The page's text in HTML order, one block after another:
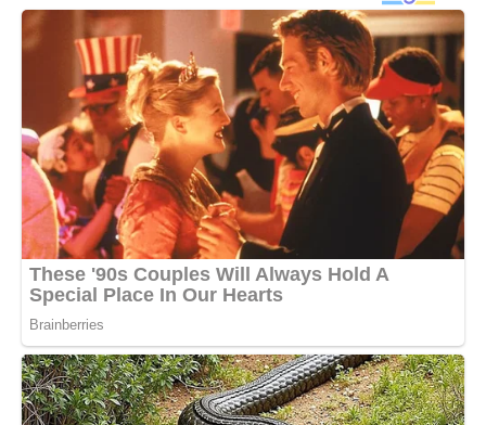
Чи шкодую я про свій вибір? Іноді. Чи зрадила б я маму?
Ні.
Це мій шлях, моя спокута, моя вірність тій любові, яку
Але питання залишається відкритим: скільки ще я зможу
витримати? Скільки ще в мене залишиться сил?